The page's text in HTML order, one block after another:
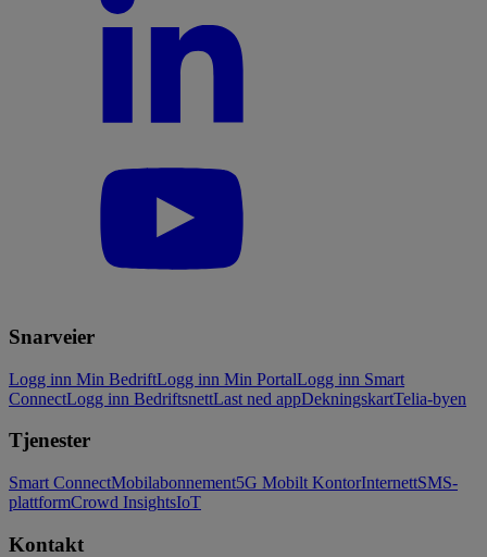
Snarveier
Logg inn Min BedriftLogg inn Min PortalLogg inn Smart
ConnectLogg inn BedriftsnettLast ned appDekningskartTelia-byen
Tjenester
Smart ConnectMobilabonnement5G Mobilt KontorInternettSMS-
plattformCrowd InsightsIoT
Kontakt